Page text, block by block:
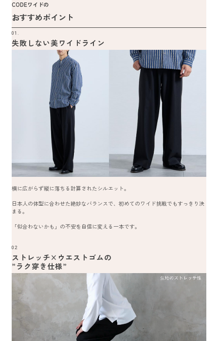
CODEワイドの
おすすめポイント
01.
失敗しない美ワイドライン
横に広がらず縦に落ちる計算されたシルエット。
日本人の体型に合わせた絶妙なバランスで、初めてのワイド挑戦でもすっきり決
まる。
「似合わないかも」の不安を自信に変える一本です。
02
ストレッチ×ウエストゴムの
”ラク穿き仕様”